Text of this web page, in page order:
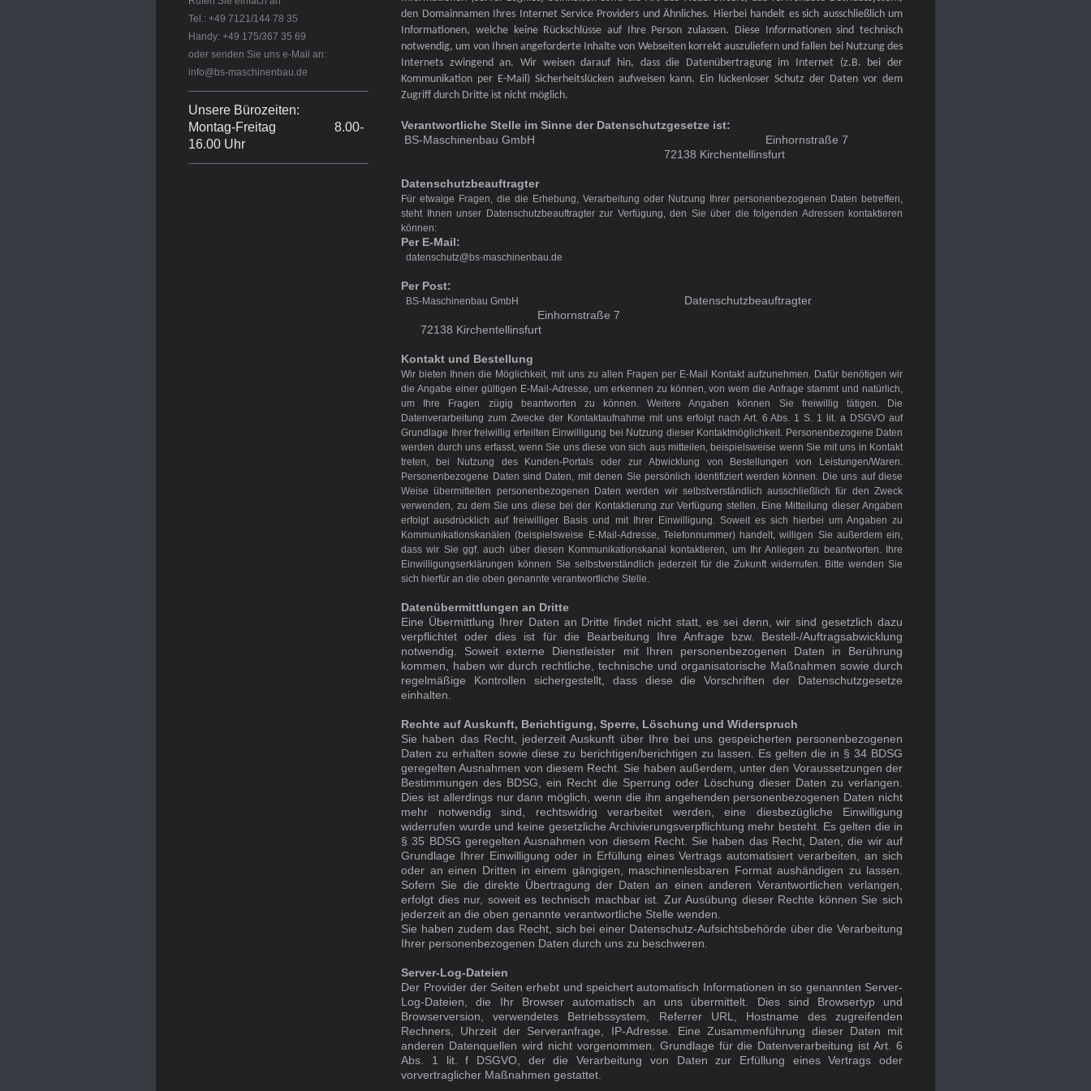
den Domainnamen Ihres Internet Service Providers und Ähnliches. Hierbei handelt es sich ausschließlich um
Informationen, welche keine Rückschlüsse auf Ihre Person zulassen. Diese Informationen sind technisch
notwendig, um von Ihnen angeforderte Inhalte von Webseiten korrekt auszuliefern und fallen bei Nutzung des
Internets zwingend an. Wir weisen darauf hin, dass die Datenübertragung im Internet (z.B. bei der
Kommunikation per E-Mail) Sicherheitslücken aufweisen kann. Ein lückenloser Schutz der Daten vor dem
Zugriff durch Dritte ist nicht möglich.
Verantwortliche Stelle im Sinne der Datenschutzgesetze ist:
BS-Maschinenbau GmbH Einhornstraße 7
72138 Kirchentellinsfurt
Datenschutzbeauftragter
Für etwaige Fragen, die die Erhebung, Verarbeitung oder Nutzung Ihrer personenbezogenen Daten betreffen,
steht Ihnen unser Datenschutzbeauftragter zur Verfügung, den Sie über die folgenden Adressen kontaktieren
können:
Per E-Mail:
datenschutz@bs-maschinenbau.de
Per Post:
BS-Maschinenbau GmbH Datenschutzbeauftragter
Einhornstraße 7
72138 Kirchentellinsfurt
Kontakt und Bestellung
Wir bieten Ihnen die Möglichkeit, mit uns zu allen Fragen per E-Mail Kontakt aufzunehmen. Dafür benötigen wir
die Angabe einer gültigen E-Mail-Adresse, um erkennen zu können, von wem die Anfrage stammt und natürlich,
um Ihre Fragen zügig beantworten zu können. Weitere Angaben können Sie freiwillig tätigen. Die
Datenverarbeitung zum Zwecke der Kontaktaufnahme mit uns erfolgt nach Art. 6 Abs. 1 S. 1 lit. a DSGVO auf
Grundlage Ihrer freiwillig erteilten Einwilligung bei Nutzung dieser Kontaktmöglichkeit. Personenbezogene Daten
werden durch uns erfasst, wenn Sie uns diese von sich aus mitteilen, beispielsweise wenn Sie mit uns in Kontakt
treten, bei Nutzung des Kunden-Portals oder zur Abwicklung von Bestellungen von Leistungen/Waren.
Personenbezogene Daten sind Daten, mit denen Sie persönlich identifiziert werden können. Die uns auf diese
Weise übermittelten personenbezogenen Daten werden wir selbstverständlich ausschließlich für den Zweck
verwenden, zu dem Sie uns diese bei der Kontaktierung zur Verfügung stellen. Eine Mitteilung dieser Angaben
erfolgt ausdrücklich auf freiwilliger Basis und mit Ihrer Einwilligung. Soweit es sich hierbei um Angaben zu
Kommunikationskanälen (beispielsweise E-Mail-Adresse, Telefonnummer) handelt, willigen Sie außerdem ein,
dass wir Sie ggf. auch über diesen Kommunikationskanal kontaktieren, um Ihr Anliegen zu beantworten. Ihre
Einwilligungserklärungen können Sie selbstverständlich jederzeit für die Zukunft widerrufen. Bitte wenden Sie
sich hierfür an die oben genannte verantwortliche Stelle.
Datenübermittlungen an Dritte
Eine Übermittlung Ihrer Daten an Dritte findet nicht statt, es sei denn, wir sind gesetzlich dazu
verpflichtet oder dies ist für die Bearbeitung Ihre Anfrage bzw. Bestell-/Auftragsabwicklung
notwendig. Soweit externe Dienstleister mit Ihren personenbezogenen Daten in Berührung
kommen, haben wir durch rechtliche, technische und organisatorische Maßnahmen sowie durch
regelmäßige Kontrollen sichergestellt, dass diese die Vorschriften der Datenschutzgesetze
einhalten.
Rechte auf Auskunft, Berichtigung, Sperre, Löschung und Widerspruch
Sie haben das Recht, jederzeit Auskunft über Ihre bei uns gespeicherten personenbezogenen
Daten zu erhalten sowie diese zu berichtigen/berichtigen zu lassen. Es gelten die in § 34 BDSG
geregelten Ausnahmen von diesem Recht. Sie haben außerdem, unter den Voraussetzungen der
Bestimmungen des BDSG, ein Recht die Sperrung oder Löschung dieser Daten zu verlangen.
Dies ist allerdings nur dann möglich, wenn die ihn angehenden personenbezogenen Daten nicht
mehr notwendig sind, rechtswidrig verarbeitet werden, eine diesbezügliche Einwilligung
widerrufen wurde und keine gesetzliche Archivierungsverpflichtung mehr besteht. Es gelten die in
§ 35 BDSG geregelten Ausnahmen von diesem Recht. Sie haben das Recht, Daten, die wir auf
Grundlage Ihrer Einwilligung oder in Erfüllung eines Vertrags automatisiert verarbeiten, an sich
oder an einen Dritten in einem gängigen, maschinenlesbaren Format aushändigen zu lassen.
Sofern Sie die direkte Übertragung der Daten an einen anderen Verantwortlichen verlangen,
erfolgt dies nur, soweit es technisch machbar ist. Zur Ausübung dieser Rechte können Sie sich
jederzeit an die oben genannte verantwortliche Stelle wenden.
Sie haben zudem das Recht, sich bei einer Datenschutz-Aufsichtsbehörde über die Verarbeitung
Ihrer personenbezogenen Daten durch uns zu beschweren.
Server-Log-Dateien
Der Provider der Seiten erhebt und speichert automatisch Informationen in so genannten Server-
Log-Dateien, die Ihr Browser automatisch an uns übermittelt. Dies sind Browsertyp und
Browserversion, verwendetes Betriebssystem, Referrer URL, Hostname des zugreifenden
Rechners, Uhrzeit der Serveranfrage, IP-Adresse. Eine Zusammenführung dieser Daten mit
anderen Datenquellen wird nicht vorgenommen. Grundlage für die Datenverarbeitung ist Art. 6
Abs. 1 lit. f DSGVO, der die Verarbeitung von Daten zur Erfüllung eines Vertrags oder
vorvertraglicher Maßnahmen gestattet.
Tel.: +49 7121/144 78 35
Handy: +49 175/367 35 69
oder senden Sie uns e-Mail an:
info@bs-maschinenbau.de
Unsere Bürozeiten:
Montag-Freitag 8.00-
16.00 Uhr